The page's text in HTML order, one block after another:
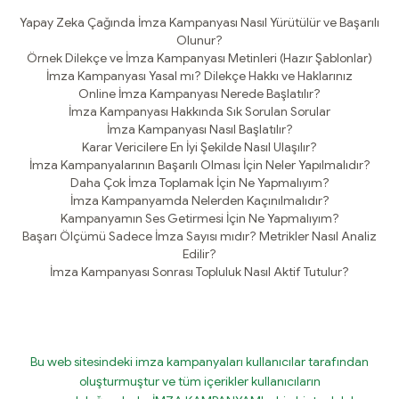
Yapay Zeka Çağında İmza Kampanyası Nasıl Yürütülür ve Başarılı
Olunur?
Örnek Dilekçe ve İmza Kampanyası Metinleri (Hazır Şablonlar)
İmza Kampanyası Yasal mı? Dilekçe Hakkı ve Haklarınız
Online İmza Kampanyası Nerede Başlatılır?
İmza Kampanyası Hakkında Sık Sorulan Sorular
İmza Kampanyası Nasıl Başlatılır?
Karar Vericilere En İyi Şekilde Nasıl Ulaşılır?
İmza Kampanyalarının Başarılı Olması İçin Neler Yapılmalıdır?
Daha Çok İmza Toplamak İçin Ne Yapmalıyım?
İmza Kampanyamda Nelerden Kaçınılmalıdır?
Kampanyamın Ses Getirmesi İçin Ne Yapmalıyım?
Başarı Ölçümü Sadece İmza Sayısı mıdır? Metrikler Nasıl Analiz
Edilir?
İmza Kampanyası Sonrası Topluluk Nasıl Aktif Tutulur?
Bu web sitesindeki imza kampanyaları kullanıcılar tarafından
oluşturmuştur ve tüm içerikler kullanıcıların